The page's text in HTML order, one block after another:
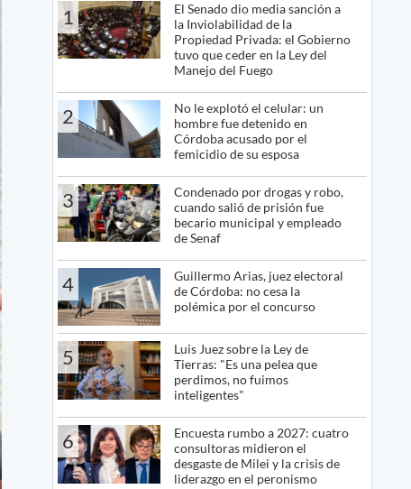
1
El Senado dio media sanción a
la Inviolabilidad de la
Propiedad Privada: el Gobierno
tuvo que ceder en la Ley del
Manejo del Fuego
2
No le explotó el celular: un
hombre fue detenido en
Córdoba acusado por el
femicidio de su esposa
3
Condenado por drogas y robo,
cuando salió de prisión fue
becario municipal y empleado
de Senaf
4
Guillermo Arias, juez electoral
de Córdoba: no cesa la
polémica por el concurso
5
Luis Juez sobre la Ley de
Tierras: "Es una pelea que
perdimos, no fuimos
inteligentes"
6
Encuesta rumbo a 2027: cuatro
consultoras midieron el
desgaste de Milei y la crisis de
liderazgo en el peronismo